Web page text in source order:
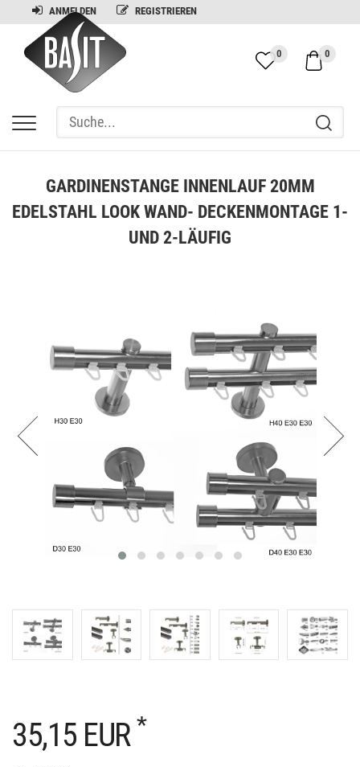
ANMELDEN REGISTRIEREN
0
0
GARDINENSTANGE INNENLAUF 20MM
EDELSTAHL LOOK WAND- DECKENMONTAGE 1-
UND 2-LÄUFIG
35,15 EUR *